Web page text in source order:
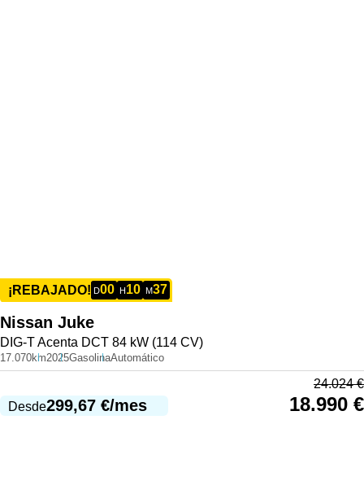
¡REBAJADO! D00 H10 M37
Nissan Juke
DIG-T Acenta DCT 84 kW (114 CV)
17.070km2025GasolinaAutomático
Desde299,67 €/mes
24.024€
18.990 €